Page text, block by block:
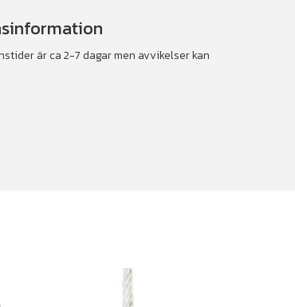
är ca 2-7 dagar men avvikelser kan